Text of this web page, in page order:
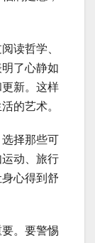
读哲学、
了心静如
新。这样
的艺术。
择那些可
动、旅行
心得到舒
。要警惕